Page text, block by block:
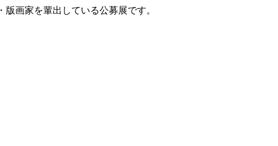
画家を輩出している公募展です。